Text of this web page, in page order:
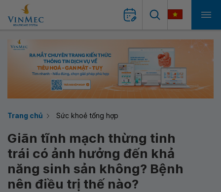
Trang chủ Sức khoẻ tổng hợp
Giãn tĩnh mạch thừng tinh
trái có ảnh hưởng đến khả
năng sinh sản không? Bệnh
nên điều trị thế nào?